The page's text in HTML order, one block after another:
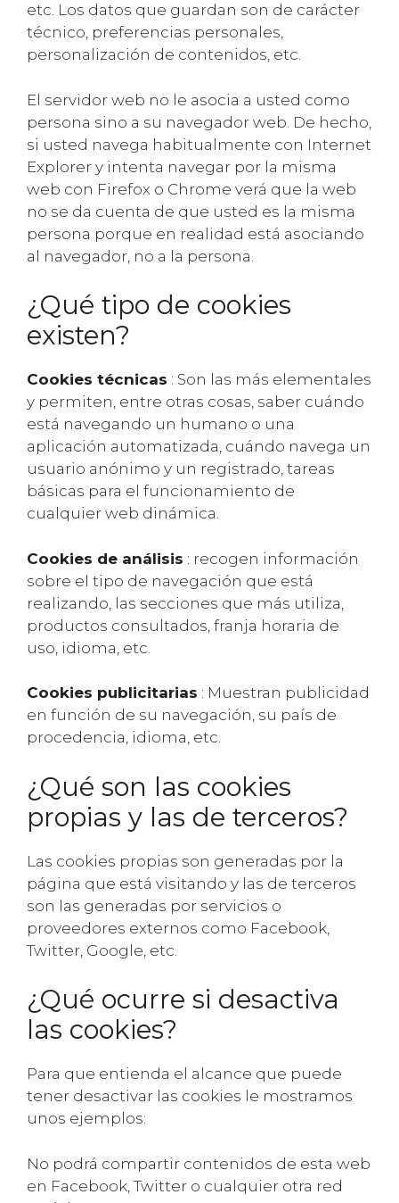
etc. Los datos que guardan son de carácter
técnico, preferencias personales,
personalización de contenidos, etc.
El servidor web no le asocia a usted como
persona sino a su navegador web. De hecho,
si usted navega habitualmente con Internet
Explorer y intenta navegar por la misma
web con Firefox o Chrome verá que la web
no se da cuenta de que usted es la misma
persona porque en realidad está asociando
al navegador, no a la persona.
¿Qué tipo de cookies
existen?
Cookies técnicas : Son las más elementales
y permiten, entre otras cosas, saber cuándo
está navegando un humano o una
aplicación automatizada, cuándo navega un
usuario anónimo y un registrado, tareas
básicas para el funcionamiento de
cualquier web dinámica.
Cookies de análisis : recogen información
sobre el tipo de navegación que está
realizando, las secciones que más utiliza,
productos consultados, franja horaria de
uso, idioma, etc.
Cookies publicitarias : Muestran publicidad
en función de su navegación, su país de
procedencia, idioma, etc.
¿Qué son las cookies
propias y las de terceros?
Las cookies propias son generadas por la
página que está visitando y las de terceros
son las generadas por servicios o
proveedores externos como Facebook,
Twitter, Google, etc.
¿Qué ocurre si desactiva
las cookies?
Para que entienda el alcance que puede
tener desactivar las cookies le mostramos
unos ejemplos:
No podrá compartir contenidos de esta web
en Facebook, Twitter o cualquier otra red